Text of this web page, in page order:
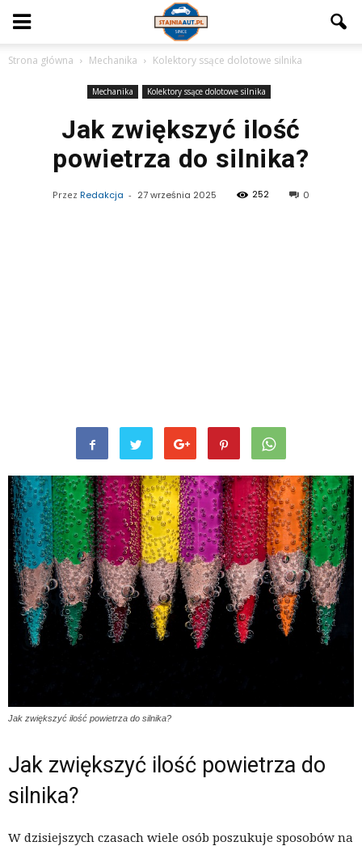
Strona główna Mechanika Kolektory ssące dolotowe silnika
Mechanika Kolektory ssące dolotowe silnika
Jak zwiększyć ilość
powietrza do silnika?
Przez Redakcja - 27 września 2025 252 0
Jak zwiększyć ilość powietrza do silnika?
Jak zwiększyć ilość powietrza do
silnika?
W dzisiejszych czasach wiele osób poszukuje sposobów na